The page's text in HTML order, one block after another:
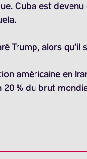
Cuba est
Trump, alors qu’il
américaine en
20 % du brut